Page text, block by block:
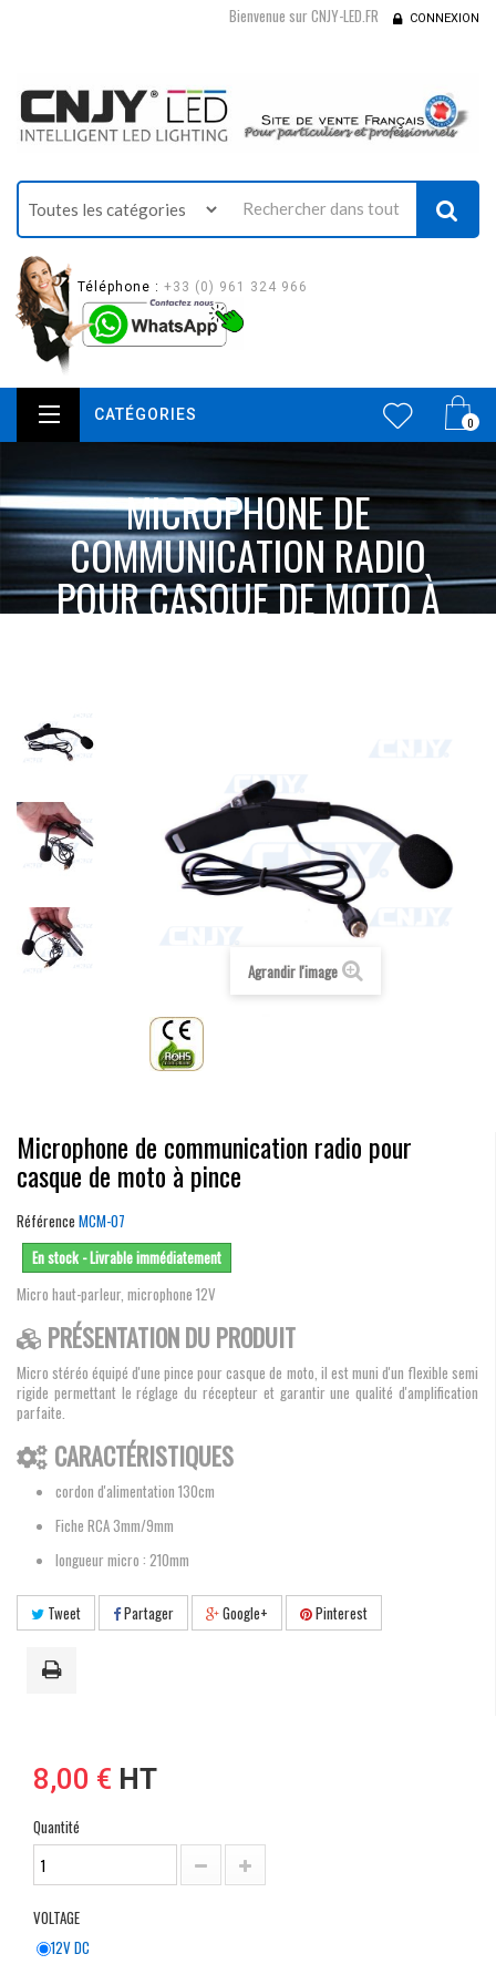
Bienvenue sur CNJY-LED.FR CONNEXION
Téléphone : +33 (0) 961 324 966
0
CATÉGORIES
MICROPHONE DE
COMMUNICATION RADIO
POUR CASQUE DE MOTO À
Agrandir l'image
Microphone de communication radio pour
casque de moto à pince
Référence MCM-07
En stock - Livrable immédiatement
Micro haut-parleur, microphone 12V
PRÉSENTATION DU PRODUIT
Micro stéréo équipé d'une pince pour casque de moto, il est muni d'un flexible semi
rigide permettant le réglage du récepteur et garantir une qualité d'amplification
parfaite.
CARACTÉRISTIQUES
cordon d'alimentation 130cm
Fiche RCA 3mm/9mm
longueur micro : 210mm
Tweet Partager Google+ Pinterest
8,00 € HT
Quantité
VOLTAGE
12V DC